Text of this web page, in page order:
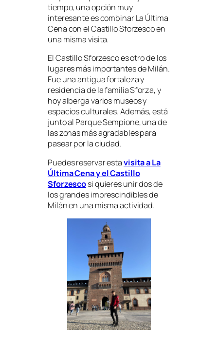
tiempo, una opción muy
interesante es combinar La Última
Cena con el Castillo Sforzesco en
una misma visita.
El Castillo Sforzesco es otro de los
lugares más importantes de Milán.
Fue una antigua fortaleza y
residencia de la familia Sforza, y
hoy alberga varios museos y
espacios culturales. Además, está
junto al Parque Sempione, una de
las zonas más agradables para
pasear por la ciudad.
Puedes reservar estavisita a La
Última Cena y el Castillo
Sforzescosi quieres unir dos de
los grandes imprescindibles de
Milán en una misma actividad.